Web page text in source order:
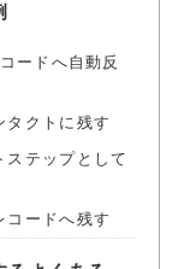
ードへ自動反
タクトに残す
ステップとして
コードへ残す